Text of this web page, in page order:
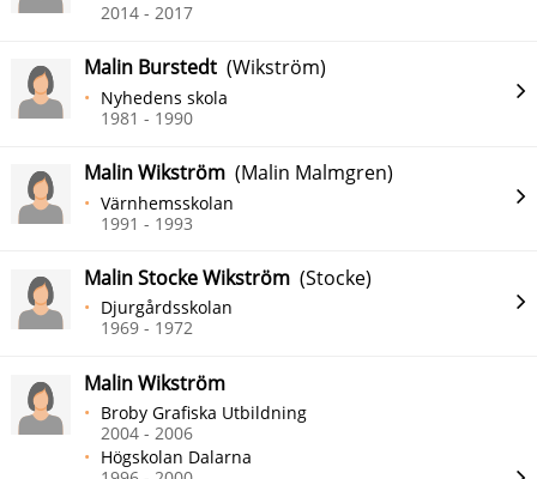
2014 - 2017
Malin Burstedt (Wikström)
Nyhedens skola
1981 - 1990
Malin Wikström (Malin Malmgren)
Värnhemsskolan
1991 - 1993
Malin Stocke Wikström (Stocke)
Djurgårdsskolan
1969 - 1972
Malin Wikström
Broby Grafiska Utbildning
2004 - 2006
Högskolan Dalarna